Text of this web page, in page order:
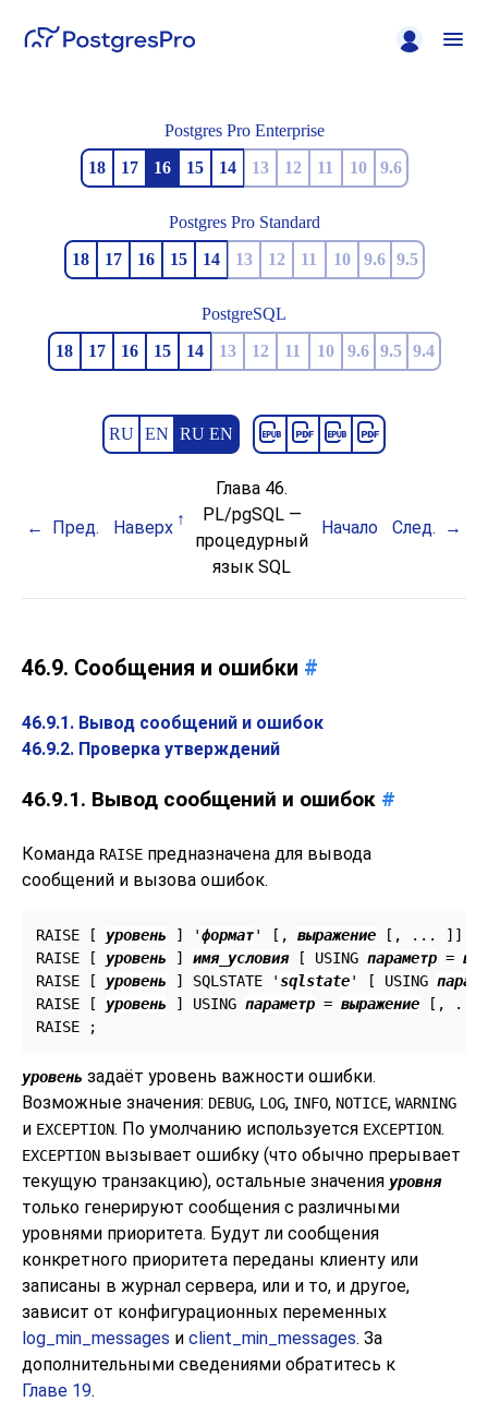
Postgres Pro Enterprise
18
17 16 15 14 13 12 11 10 9.6
Postgres Pro Standard
18
17 16 15 14 13 12 11 10 9.6 9.5
PostgreSQL
18
17 16 15 14 13 12 11 10 9.6 9.5 9.4
RU EN RU EN
Пред. Наверх
Глава 46.
PL/pgSQL—
процедурный
язык SQL
Начало След.
46.9. Сообщения и ошибки #
46.9.1. Вывод сообщений и ошибок
46.9.2. Проверка утверждений
46.9.1. Вывод сообщений и ошибок #
Команда RAISE предназначена для вывода
сообщений и вызова ошибок.
RAISE [ уровень ] 'формат' [ , выражение [ , ... ] ] [
RAISE [
уровень ] имя_условия [ USING параметр =
RAISE [
уровень ] SQLSTATE 'sqlstate' [ USING
RAISE [
уровень ] USING параметр = выражение [ , ...
уровень задаёт уровень важности ошибки.
Возможные значения: DEBUG, LOG, INFO, NOTICE, WARNING
и EXCEPTION. По умолчанию используется EXCEPTION.
EXCEPTION вызывает ошибку (что обычно прерывает
текущую транзакцию), остальные значения уровня
только генерируют сообщения с различными
уровнями приоритета. Будут ли сообщения
конкретного приоритета переданы клиенту или
записаны в журнал сервера, или и то, и другое,
зависит от конфигурационных переменных
log_min_messages и client_min_messages. За
дополнительными сведениями обратитесь к
Главе 19.